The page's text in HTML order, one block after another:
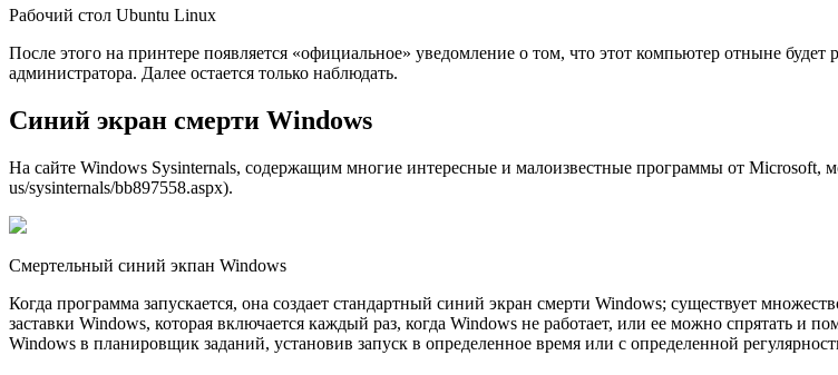
Рабочий стол Ubuntu Linux
После этого на принтере появляется «официальное» уведомление о том, что этот компьютер отныне
администратора. Далее остается только наблюдать.
Синий экран смерти Windows
На сайте Windows Sysinternals, содержащим многие интересные и малоизвестные программы от Microsoft,
us/sysinternals/bb897558.aspx).
Смертельный синий экпан Windows
Когда программа запускается, она создает стандартный синий экран смерти Windows; существует
заставки Windows, которая включается каждый раз, когда Windows не работает, или ее можно спрятать и
Windows в планировщик заданий, установив запуск в определенное время или с определенной